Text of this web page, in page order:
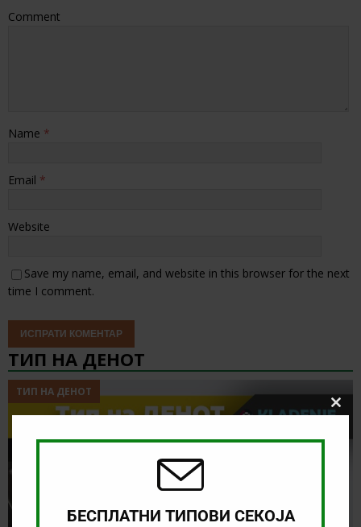
Comment
Name *
Email *
Website
Save my name, email, and website in this browser for the next
time I comment.
ТИП НА ДЕНОТ
ТИП НА ДЕНОТ
Close
БЕСПЛАТНИ ТИПОВИ СЕКОЈА